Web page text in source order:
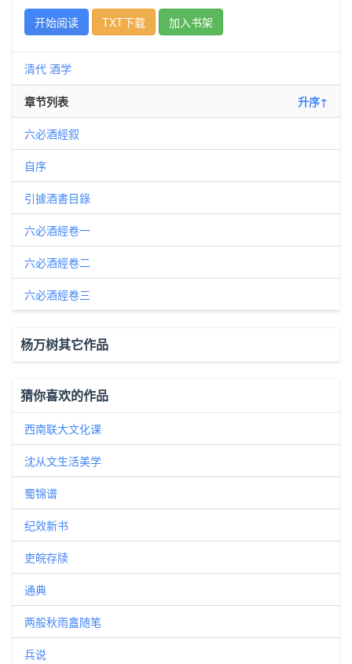
开始阅读
TXT下载 加入书架
清代 酒学
章节列表 升序↑
六必酒經叙
自序
引據酒書目錄
六必酒經卷一
六必酒經卷二
六必酒經卷三
杨万树其它作品
猜你喜欢的作品
西南联大文化课
沈从文生活美学
蜀锦谱
纪效新书
吏皖存牍
通典
两般秋雨盫随笔
兵说